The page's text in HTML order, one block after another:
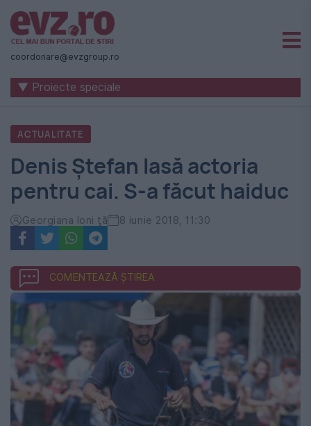
Știri
naționale
internaționale
România
-
Evenimentul
Zilei
coordonare@evzgroup.ro
▼ Proiecte speciale
ACTUALITATE
Denis Ştefan lasă actoria
pentru cai. S-a făcut haiduc
Georgiana Ioni ţă 8 iunie 2018, 11:30
COMENTEAZĂ ȘTIREA